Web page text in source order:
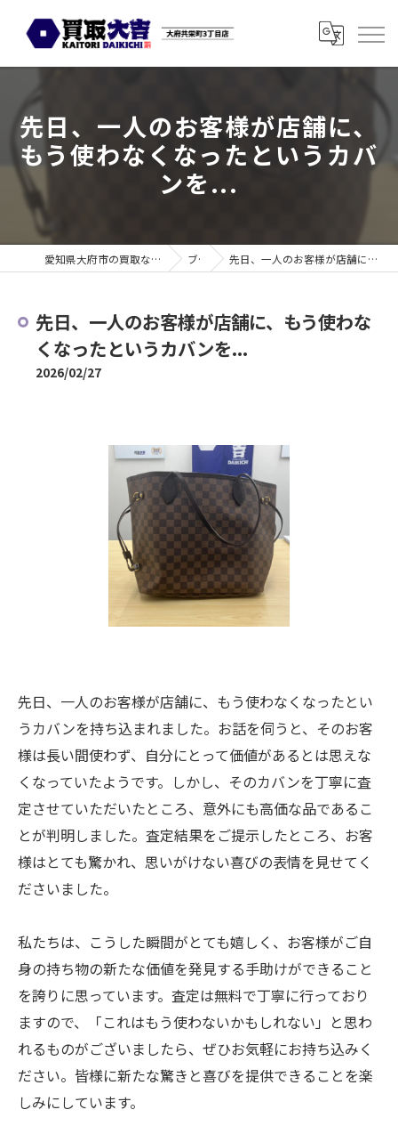
先日、一人のお客様が店舗に、
もう使わなくなったというカバ
ンを...
愛知県大府市の買取なら買取大吉 大府共栄町3丁目店 ブログ 先日、一人のお客様が店舗に、もう使わなくなったというカバンを...
先日、一人のお客様が店舗に、もう使わな
くなったというカバンを...
2026/02/27
先日、一人のお客様が店舗に、もう使わなくなったとい
うカバンを持ち込まれました。お話を伺うと、そのお客
様は長い間使わず、自分にとって価値があるとは思えな
くなっていたようです。しかし、そのカバンを丁寧に査
定させていただいたところ、意外にも高価な品であるこ
とが判明しました。査定結果をご提示したところ、お客
様はとても驚かれ、思いがけない喜びの表情を見せてく
ださいました。
私たちは、こうした瞬間がとても嬉しく、お客様がご自
身の持ち物の新たな価値を発見する手助けができること
を誇りに思っています。査定は無料で丁寧に行っており
ますので、「これはもう使わないかもしれない」と思わ
れるものがございましたら、ぜひお気軽にお持ち込みく
ださい。皆様に新たな驚きと喜びを提供できることを楽
しみにしています。